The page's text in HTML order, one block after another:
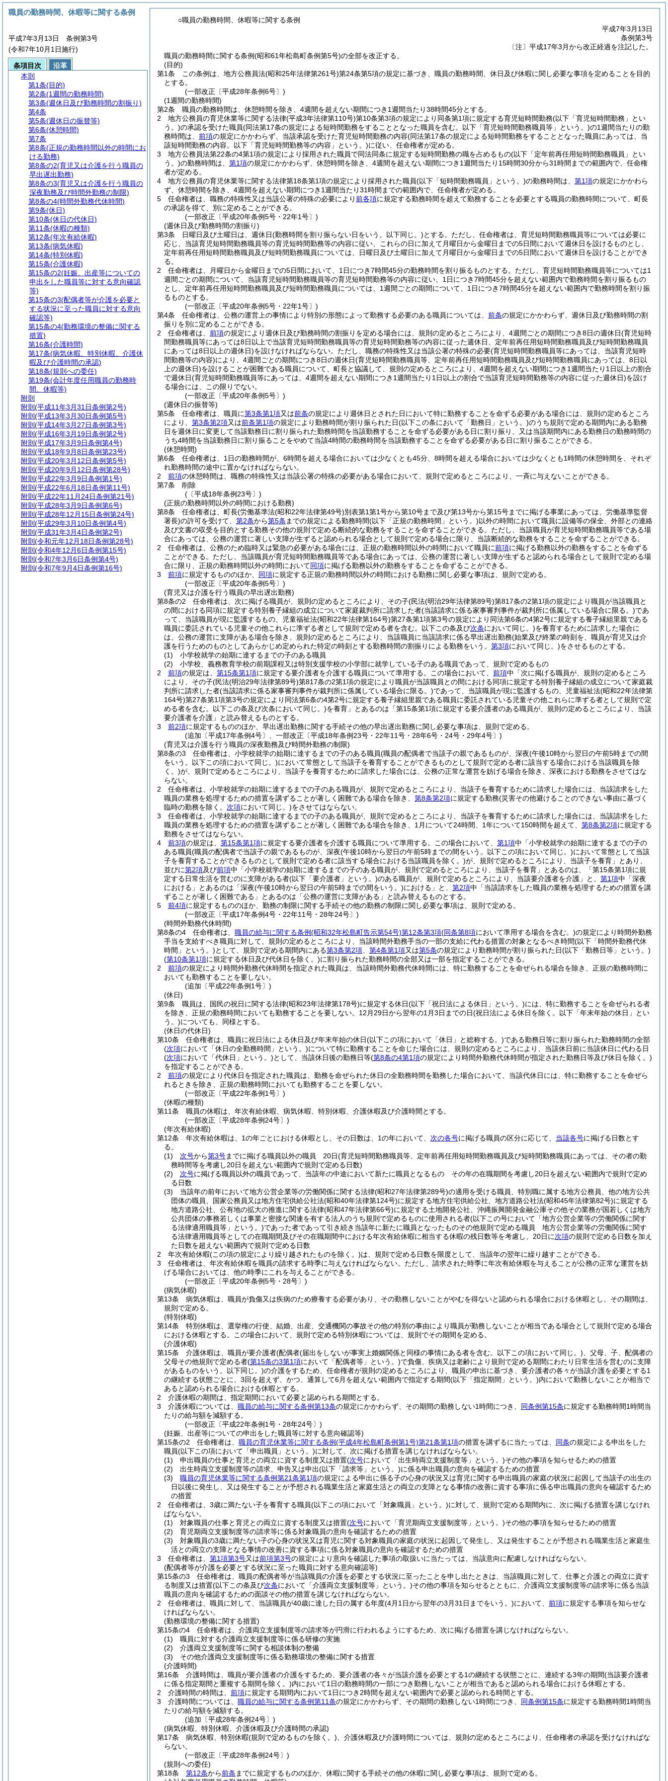
○職員の勤務時間、休暇等に関する条例
平成7年3月13日
条例第3号
〔注〕平成17年3月から改正経過を注記した。
職員の勤務時間に関する条例(昭和61年松島町条例第5号)の全部を改正する。
(目的)
第1条
この条例は、地方公務員法(昭和25年法律第261号)第24条第5項の規定に基づき、職員の勤務時間、休日及び休暇に関し必要な事項を定めることを目的
とする。
(一部改正〔平成28年条例6号〕)
(1週間の勤務時間)
第2条
職員の勤務時間は、休憩時間を除き、4週間を超えない期間につき1週間当たり38時間45分とする。
2
地方公務員の育児休業等に関する法律(平成3年法律第110号)第10条第3項の規定により同条第1項に規定する育児短時間勤務(以下「育児短時間勤務」とい
う。)の承認を受けた職員(同法第17条の規定による短時間勤務をすることとなった職員を含む。以下「育児短時間勤務職員等」という。)の1週間当たりの勤
務時間は、 前項の規定にかかわらず、当該承認を受けた育児短時間勤務の内容(同法第17条の規定による短時間勤務をすることとなった職員にあっては、当
該短時間勤務の内容。以下「育児短時間勤務等の内容」という。)に従い、任命権者が定める。
3
地方公務員法第22条の4第1項の規定により採用された職員で同法同条に規定する短時間勤務の職を占めるもの(以下「定年前再任用短時間勤務職員」とい
う。)の勤務時間は、 第1項の規定にかかわらず、休憩時間を除き、4週間を超えない期間につき1週間当たり15時間30分から31時間までの範囲内で、任命権
者が定める。
4
地方公務員の育児休業等に関する法律第18条第1項の規定により採用された職員(以下「短時間勤務職員」という。)の勤務時間は、 第1項の規定にかかわら
ず、休憩時間を除き、4週間を超えない期間につき1週間当たり31時間までの範囲内で、任命権者が定める。
5
任命権者は、職務の特殊性又は当該公署の特殊の必要により前各項に規定する勤務時間を超えて勤務することを必要とする職員の勤務時間について、町長
の承認を得て、別に定めることができる。
(一部改正〔平成20年条例5号・22年1号〕)
(週休日及び勤務時間の割振り)
第3条
日曜日及び土曜日は、週休日(勤務時間を割り振らない日をいう。以下同じ。)とする。 ただし、任命権者は、育児短時間勤務職員等については必要に
応じ、当該育児短時間勤務職員等の育児短時間勤務等の内容に従い、これらの日に加えて月曜日から金曜日までの5日間において週休日を設けるものとし、
定年前再任用短時間勤務職員及び短時間勤務職員については、日曜日及び土曜日に加えて月曜日から金曜日までの5日間において週休日を設けることができ
る。
2
任命権者は、月曜日から金曜日までの5日間において、1日につき7時間45分の勤務時間を割り振るものとする。 ただし、育児短時間勤務職員等については1
週間ごとの期間について、当該育児短時間勤務職員等の育児短時間勤務等の内容に従い、1日につき7時間45分を超えない範囲内で勤務時間を割り振るもの
とし、定年前再任用短時間勤務職員及び短時間勤務職員については、1週間ごとの期間について、1日につき7時間45分を超えない範囲内で勤務時間を割り振
るものとする。
(一部改正〔平成20年条例5号・22年1号〕)
第4条
任命権者は、公務の運営上の事情により特別の形態によって勤務する必要のある職員については、 前条の規定にかかわらず、週休日及び勤務時間の割
振りを別に定めることができる。
2
任命権者は、 前項の規定により週休日及び勤務時間の割振りを定める場合には、規則の定めるところにより、4週間ごとの期間につき8日の週休日(育児短時
間勤務職員等にあっては8日以上で当該育児短時間勤務職員等の育児短時間勤務等の内容に従った週休日、定年前再任用短時間勤務職員及び短時間勤務職員
にあっては8日以上の週休日)を設けなければならない。 ただし、職務の特殊性又は当該公署の特殊の必要(育児短時間勤務職員等にあっては、当該育児短時
間勤務等の内容)により、4週間ごとの期間につき8日の週休日(育児短時間勤務職員等、定年前再任用短時間勤務職員及び短時間勤務職員にあっては、8日以
上の週休日)を設けることが困難である職員について、町長と協議して、規則の定めるところにより、4週間を超えない期間につき1週間当たり1日以上の割合
で週休日(育児短時間勤務職員等にあっては、4週間を超えない期間につき1週間当たり1日以上の割合で当該育児短時間勤務等の内容に従った週休日)を設け
る場合には、この限りでない。
(一部改正〔平成20年条例5号〕)
(週休日の振替等)
第5条
任命権者は、職員に第3条第1項又は前条の規定により週休日とされた日において特に勤務することを命ずる必要がある場合には、規則の定めるところ
により、 第3条第2項又は前条第1項の規定により勤務時間が割り振られた日(以下この条において「勤務日」という。)のうち規則で定める期間内にある勤務
日を週休日に変更して当該勤務日に割り振られた勤務時間を当該勤務することを命ずる必要がある日に割り振り、又は当該期間内にある勤務日の勤務時間の
うち4時間を当該勤務日に割り振ることをやめて当該4時間の勤務時間を当該勤務することを命ずる必要がある日に割り振ることができる。
(休憩時間)
第6条
任命権者は、1日の勤務時間が、6時間を超える場合においては少なくとも45分、8時間を超える場合においては少なくとも1時間の休憩時間を、それぞ
れ勤務時間の途中に置かなければならない。
2
前項の休憩時間は、職務の特殊性又は当該公署の特殊の必要がある場合において、規則で定めるところにより、一斉に与えないことができる。
第7条
削除
(〔平成18年条例23号〕)
(正規の勤務時間以外の時間における勤務)
第8条
任命権者は、町長(労働基準法(昭和22年法律第49号)別表第1第1号から第10号まで及び第13号から第15号までに掲げる事業にあっては、労働基準監督
署長)の許可を受けて、 第2条から第5条 までの規定による勤務時間(以下「正規の勤務時間」という。)以外の時間において職員に設備等の保全、外部との連絡
及び文書の収受を目的とする勤務その他の規則で定める断続的な勤務をすることを命ずることができる。 ただし、当該職員が育児短時間勤務職員等である場
合にあっては、公務の運営に著しい支障が生ずると認められる場合として規則で定める場合に限り、当該断続的な勤務をすることを命ずることができる。
2
任命権者は、公務のため臨時又は緊急の必要がある場合には、正規の勤務時間以外の時間において職員に前項に掲げる勤務以外の勤務をすることを命ずる
ことができる。 ただし、当該職員が育児短時間勤務職員等である場合にあっては、公務の運営に著しい支障が生ずると認められる場合として規則で定める場
合に限り、正規の勤務時間以外の時間において同項に掲げる勤務以外の勤務をすることを命ずることができる。
3
前項に規定するもののほか、 同項に規定する正規の勤務時間以外の時間における勤務に関し必要な事項は、規則で定める。
(一部改正〔平成20年条例5号〕)
(育児又は介護を行う職員の早出遅出勤務)
第8条の2
任命権者は、次に掲げる職員が、規則の定めるところにより、その子(民法(明治29年法律第89号)第817条の2第1項の規定により職員が当該職員と
の間における同項に規定する特別養子縁組の成立について家庭裁判所に請求した者(当該請求に係る家事審判事件が裁判所に係属している場合に限る。)であ
って、当該職員が現に監護するもの、児童福祉法(昭和22年法律第164号)第27条第1項第3号の規定により同法第6条の4第2号に規定する養子縁組里親である
職員に委託されている児童その他これらに準ずる者として規則で定める者を含む。以下この条及び次条において同じ。)を養育するために請求した場合に
は、公務の運営に支障がある場合を除き、規則の定めるところにより、当該職員に当該請求に係る早出遅出勤務(始業及び終業の時刻を、職員が育児又は介
護を行うためのものとしてあらかじめ定められた特定の時刻とする勤務時間の割振りによる勤務をいう。 第3項において同じ。)をさせるものとする。
(1)
小学校就学の始期に達するまでの子のある職員
(2)
小学校、義務教育学校の前期課程又は特別支援学校の小学部に就学している子のある職員であって、規則で定めるもの
2
前項の規定は、 第15条第1項に規定する要介護者を介護する職員について準用する。 この場合において、 前項中「次に掲げる職員が、規則の定めるところ
により、その子(民法(明治29年法律第89号)第817条の2第1項の規定により職員が当該職員との間における同項に規定する特別養子縁組の成立について家庭裁
判所に請求した者(当該請求に係る家事審判事件が裁判所に係属している場合に限る。)であって、当該職員が現に監護するもの、児童福祉法(昭和22年法律第
164号)第27条第1項第3号の規定により同法第6条の4第2号に規定する養子縁組里親である職員に委託されている児童その他これらに準ずる者として規則で定
める者を含む。以下この条及び次条において同じ。)を養育」とあるのは「第15条第1項に規定する要介護者のある職員が、規則の定めるところにより、当該
要介護者を介護」と読み替えるものとする。
3
前2項に規定するもののほか、早出遅出勤務に関する手続その他の早出遅出勤務に関し必要な事項は、規則で定める。
(追加〔平成17年条例4号〕、一部改正〔平成18年条例23号・22年11号・28年6号・24号・29年4号〕)
(育児又は介護を行う職員の深夜勤務及び時間外勤務の制限)
第8条の3
任命権者は、小学校就学の始期に達するまでの子のある職員(職員の配偶者で当該子の親であるものが、深夜(午後10時から翌日の午前5時までの間
をいう。以下この項において同じ。)において常態として当該子を養育することができるものとして規則で定める者に該当する場合における当該職員を除
く。)が、規則で定めるところにより、当該子を養育するために請求した場合には、公務の正常な運営を妨げる場合を除き、深夜における勤務をさせてはな
らない。
2
任命権者は、小学校就学の始期に達するまでの子のある職員が、規則で定めるところにより、当該子を養育するために請求した場合には、当該請求をした
職員の業務を処理するための措置を講ずることが著しく困難である場合を除き、 第8条第2項に規定する勤務(災害その他避けることのできない事由に基づく
臨時の勤務を除く。 次項において同じ。)をさせてはならない。
3
任命権者は、小学校就学の始期に達するまでの子のある職員が、規則で定めるところにより、当該子を養育するために請求した場合には、当該請求をした
職員の業務を処理するための措置を講ずることが著しく困難である場合を除き、1月について24時間、1年について150時間を超えて、 第8条第2項に規定する
勤務をさせてはならない。
4
前3項の規定は、 第15条第1項に規定する要介護者を介護する職員について準用する。 この場合において、 第1項中「小学校就学の始期に達するまでの子の
ある職員(職員の配偶者で当該子の親であるものが、深夜(午後10時から翌日の午前5時までの間をいう。以下この項において同じ。)において常態として当該
子を養育することができるものとして規則で定める者に該当する場合における当該職員を除く。)が、規則で定めるところにより、当該子を養育」とあり、
並びに第2項及び前項中「小学校就学の始期に達するまでの子のある職員が、規則で定めるところにより、当該子を養育」とあるのは、「第15条第1項に規
定する日常生活を営むのに支障がある者(以下「要介護者」という。)のある職員が、規則で定めるところにより、当該要介護者を介護」と、 第1項中「深夜
における」とあるのは「深夜(午後10時から翌日の午前5時までの間をいう。)における」と、 第2項中「当該請求をした職員の業務を処理するための措置を講
ずることが著しく困難である」とあるのは「公務の運営に支障がある」と読み替えるものとする。
5
前4項に規定するもののほか、勤務の制限に関する手続その他の勤務の制限に関し必要な事項は、規則で定める。
(一部改正〔平成17年条例4号・22年11号・28年24号〕)
(時間外勤務代休時間)
第8条の4
任命権者は、 職員の給与に関する条例(昭和32年松島町告示第54号)第12条第3項(同条第8項において準用する場合を含む。)の規定により時間外勤務
手当を支給すべき職員に対して、規則の定めるところにより、当該時間外勤務手当の一部の支給に代わる措置の対象となるべき時間(以下「時間外勤務代休
時間」という。)として、規則で定める期間内にある第3条第2項 第4条第1項又は第5条の規定により勤務時間が割り振られた日(以下「勤務日等」という。)
(第10条第1項に規定する休日及び代休日を除く。)に割り振られた勤務時間の全部又は一部を指定することができる。
2
前項の規定により時間外勤務代休時間を指定された職員は、当該時間外勤務代休時間には、特に勤務することを命ぜられる場合を除き、正規の勤務時間に
おいても勤務することを要しない。
(追加〔平成22年条例1号〕)
(休日)
第9条
職員は、国民の祝日に関する法律(昭和23年法律第178号)に規定する休日(以下「祝日法による休日」という。)には、特に勤務することを命ぜられる者
を除き、正規の勤務時間においても勤務することを要しない。 12月29日から翌年の1月3日までの日(祝日法による休日を除く。以下「年末年始の休日」とい
う。)についても、同様とする。
(休日の代休日)
第10条
任命権者は、職員に祝日法による休日及び年末年始の休日(以下この項において「休日」と総称する。)である勤務日等に割り振られた勤務時間の全部
(次項において「休日の全勤務時間」という。)について特に勤務することを命じた場合には、規則の定めるところにより、当該休日前に当該休日に代わる日
(次項において「代休日」という。)として、当該休日後の勤務日等(第8条の4第1項の規定により時間外勤務代休時間が指定された勤務日等及び休日を除く。)
を指定することができる。
2
前項の規定により代休日を指定された職員は、勤務を命ぜられた休日の全勤務時間を勤務した場合において、当該代休日には、特に勤務することを命ぜら
れるときを除き、正規の勤務時間においても勤務することを要しない。
(一部改正〔平成22年条例1号〕)
(休暇の種類)
第11条
職員の休暇は、年次有給休暇、病気休暇、特別休暇、介護休暇及び介護時間とする。
(一部改正〔平成28年条例24号〕)
(年次有給休暇)
第12条
年次有給休暇は、1の年ごとにおける休暇とし、その日数は、1の年において、 次の各号に掲げる職員の区分に応じて、 当該各号に掲げる日数とす
る。
(1)
次号から第3号までに掲げる職員以外の職員 20日(育児短時間勤務職員等、定年前再任用短時間勤務職員及び短時間勤務職員にあっては、その者の勤
務時間等を考慮し20日を超えない範囲内で規則で定める日数)
(2)
次号に掲げる職員以外の職員であって、当該年の中途において新たに職員となるもの その年の在職期間を考慮し20日を超えない範囲内で規則で定め
る日数
(3)
当該年の前年において地方公営企業等の労働関係に関する法律(昭和27年法律第289号)の適用を受ける職員、特別職に属する地方公務員、他の地方公共
団体の職員、国家公務員又は地方住宅供給公社法(昭和40年法律第124号)に規定する地方住宅供給公社、地方道路公社法(昭和45年法律第82号)に規定する
地方道路公社、公有地の拡大の推進に関する法律(昭和47年法律第66号)に規定する土地開発公社、沖縄振興開発金融公庫その他その業務が国若しくは地方
公共団体の事務若しくは事業と密接な関連を有する法人のうち規則で定めるものに使用される者(以下この号において「地方公営企業等の労働関係に関す
る法律適用職員等」という。)であった者であって引き続き当該年に新たに職員となったものその他規則で定める職員 地方公営企業等の労働関係に関す
る法律適用職員等としての在職期間及びその在職期間中における年次有給休暇に相当する休暇の残日数等を考慮し、20日に次項の規則で定める日数を加え
た日数を超えない範囲内で規則で定める日数
2
年次有給休暇(この項の規定により繰り越されたものを除く。)は、規則で定める日数を限度として、当該年の翌年に繰り越すことができる。
3
任命権者は、年次有給休暇を職員の請求する時季に与えなければならない。 ただし、請求された時季に年次有給休暇を与えることが公務の正常な運営を妨
げる場合においては、他の時季にこれを与えることができる。
(一部改正〔平成20年条例5号・28号〕)
(病気休暇)
第13条
病気休暇は、職員が負傷又は疾病のため療養する必要があり、その勤務しないことがやむを得ないと認められる場合における休暇とし、その期間は、
規則で定める。
(特別休暇)
第14条
特別休暇は、選挙権の行使、結婚、出産、交通機関の事故その他の特別の事由により職員が勤務しないことが相当である場合として規則で定める場合
における休暇とする。
この場合において、規則で定める特別休暇については、規則でその期間を定める。
(介護休暇)
第15条
介護休暇は、職員が要介護者(配偶者(届出をしないが事実上婚姻関係と同様の事情にある者を含む。以下この項において同じ。) 、父母、子、配偶者の
父母その他規則で定める者(第15条の3第1項において「配偶者等」という。)で負傷、疾病又は老齢により規則で定める期間にわたり日常生活を営むのに支障
があるものをいう。以下同じ。)の介護をするため、任命権者が規則の定めるところにより、職員の申出に基づき、要介護者の各々が当該介護を必要とする1
の継続する状態ごとに、3回を超えず、かつ、通算して6月を超えない範囲内で指定する期間(以下「指定期間」という。)内において勤務しないことが相当で
あると認められる場合における休暇とする。
2
介護休暇の期間は、指定期間において必要と認められる期間とする。
3
介護休暇については、 職員の給与に関する条例第13条の規定にかかわらず、その期間の勤務しない1時間につき、 同条例第15条に規定する勤務時間1時間当
たりの給与額を減額する。
(一部改正〔平成22年条例1号・28年24号〕)
(妊娠、出産等についての申出をした職員等に対する意向確認等)
第15条の2
任命権者は、 職員の育児休業等に関する条例(平成4年松島町条例第1号)第21条第1項の措置を講ずるに当たっては、 同条の規定による申出をした
職員(以下この項において「申出職員」という。)に対して、次に掲げる措置を講じなければならない。
(1)
申出職員の仕事と育児との両立に資する制度又は措置(次号において「出生時両立支援制度等」という。)その他の事項を知らせるための措置
(2)
出生時両立支援制度等の請求、申告又は申出(以下「請求等」という。)に係る申出職員の意向を確認するための措置
(3)
職員の育児休業等に関する条例第21条第1項の規定による申出に係る子の心身の状況又は育児に関する申出職員の家庭の状況に起因して当該子の出生の
日以後に発生し、又は発生することが予想される職業生活と家庭生活との両立の支障となる事情の改善に資する事項に係る申出職員の意向を確認するため
の措置
2
任命権者は、3歳に満たない子を養育する職員(以下この項において「対象職員」という。)に対して、規則で定める期間内に、次に掲げる措置を講じなけれ
ばならない。
(1)
対象職員の仕事と育児との両立に資する制度又は措置(次号において「育児期両立支援制度等」という。)その他の事項を知らせるための措置
(2)
育児期両立支援制度等の請求等に係る対象職員の意向を確認するための措置
(3)
対象職員の3歳に満たない子の心身の状況又は育児に関する対象職員の家庭の状況に起因して発生し、又は発生することが予想される職業生活と家庭生
活との両立の支障となる事情の改善に資する事項に係る対象職員の意向を確認するための措置
3
任命権者は、 第1項第3号又は前項第3号の規定により意向を確認した事項の取扱いに当たっては、当該意向に配慮しなければならない。
(配偶者等が介護を必要とする状況に至った職員に対する意向確認等)
第15条の3
任命権者は、職員の配偶者等が当該職員の介護を必要とする状況に至ったことを申し出たときは、当該職員に対して、仕事と介護との両立に資す
る制度又は措置(以下この条及び次条において「介護両立支援制度等」という。)その他の事項を知らせるとともに、介護両立支援制度等の請求等に係る当該
職員の意向を確認するための面談その他の措置を講じなければならない。
2
任命権者は、職員に対して、当該職員が40歳に達した日の属する年度(4月1日から翌年の3月31日までをいう。)において、 前項に規定する事項を知らせな
ければならない。
(勤務環境の整備に関する措置)
第15条の4
任命権者は、介護両立支援制度等の請求等が円滑に行われるようにするため、次に掲げる措置を講じなければならない。
(1)
職員に対する介護両立支援制度等に係る研修の実施
(2)
介護両立支援制度等に関する相談体制の整備
(3)
その他介護両立支援制度等に係る勤務環境の整備に関する措置
(介護時間)
第16条
介護時間は、職員が要介護者の介護をするため、要介護者の各々が当該介護を必要とする1の継続する状態ごとに、連続する3年の期間(当該要介護者
に係る指定期間と重複する期間を除く。)内において1日の勤務時間の一部につき勤務しないことが相当であると認められる場合における休暇とする。
2
介護時間の時間は、 前項に規定する期間内において1日につき2時間を超えない範囲内で必要と認められる時間とする。
3
介護時間については、 職員の給与に関する条例第11条の規定にかかわらず、その期間の勤務しない1時間につき、 同条例第15条に規定する勤務時間1時間当
たりの給与額を減額する。
(追加〔平成28年条例24号〕)
(病気休暇、特別休暇、介護休暇及び介護時間の承認)
第17条
病気休暇、特別休暇(規則で定めるものを除く。) 、介護休暇及び介護時間については、規則の定めるところにより、任命権者の承認を受けなければな
らない。
(一部改正〔平成28年条例24号〕)
(規則への委任)
第18条
第12条から前条 までに規定するもののほか、休暇に関する手続その他の休暇に関し必要な事項は、規則で定める。
職員の勤務時間、休暇等に関する条例
平成7年3月13日 条例第3号
(令和7年10月1日施行)
条項目次
沿革
本則
第1条(目的)
第2条(1週間の勤務時間)
第3条(週休日及び勤務時間の割振り)
第4条
第5条(週休日の振替等)
第6条(休憩時間)
第7条
第8条(正規の勤務時間以外の時間にお
ける勤務)
第8条の2(育児又は介護を行う職員の
早出遅出勤務)
第8条の3(育児又は介護を行う職員の
深夜勤務及び時間外勤務の制限)
第8条の4(時間外勤務代休時間)
第9条(休日)
第10条(休日の代休日)
第11条(休暇の種類)
第12条(年次有給休暇)
第13条(病気休暇)
第14条(特別休暇)
第15条(介護休暇)
第15条の2(妊娠、出産等についての
申出をした職員等に対する意向確認
等)
第15条の3(配偶者等が介護を必要と
する状況に至った職員に対する意向
確認等)
第15条の4(勤務環境の整備に関する
措置)
第16条(介護時間)
第17条(病気休暇、特別休暇、介護休
暇及び介護時間の承認)
第18条(規則への委任)
第19条(会計年度任用職員の勤務時
間、休暇等)
附則
附則 (平成11年3月31日条例第2号)
附則 (平成13年3月30日条例第5号)
附則 (平成14年3月27日条例第3号)
附則 (平成16年3月19日条例第2号)
附則 (平成17年3月9日条例第4号)
附則 (平成18年9月8日条例第23号)
附則 (平成20年3月12日条例第5号)
附則 (平成20年9月12日条例第28号)
附則 (平成22年3月9日条例第1号)
附則 (平成22年6月18日条例第11号)
附則 (平成22年11月24日条例第21号)
附則 (平成28年3月9日条例第6号)
附則 (平成28年12月15日条例第24号)
附則 (平成29年3月10日条例第4号)
附則 (平成31年3月4日条例第2号)
附則 (令和元年12月18日条例第28号)
附則 (令和4年12月6日条例第15号)
附則 (令和7年3月6日条例第4号)
附則 (令和7年9月4日条例第16号)